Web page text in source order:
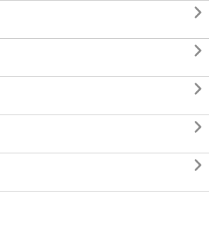




